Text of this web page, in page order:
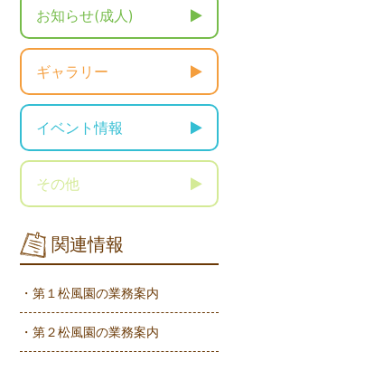
お知らせ(成人)
ギャラリー
イベント情報
その他
関連情報
・第１松風園の業務案内
・第２松風園の業務案内